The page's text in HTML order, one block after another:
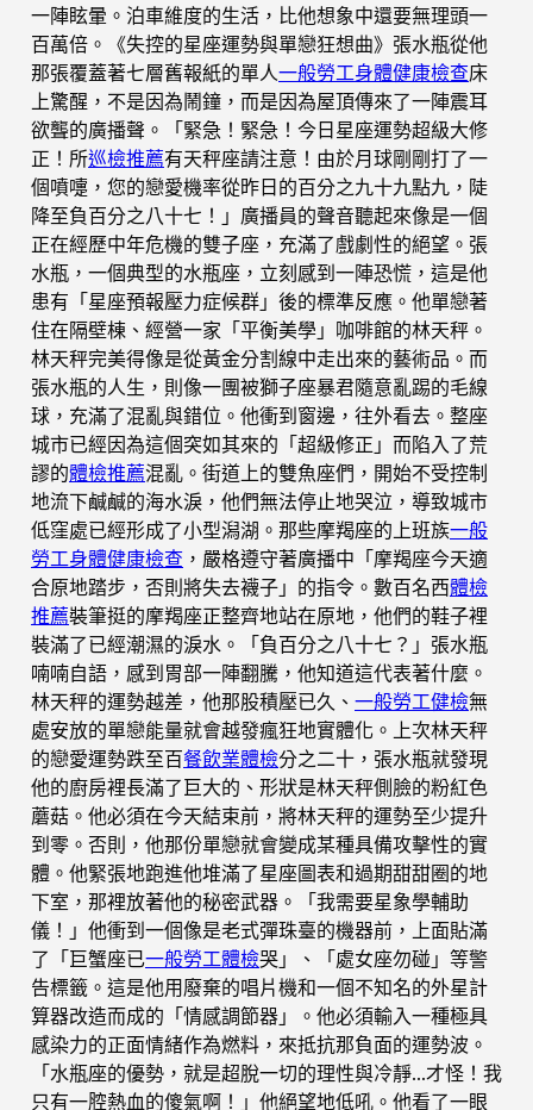
一陣眩暈。泊車維度的生活，比他想象中還要無理頭一
百萬倍。《失控的星座運勢與單戀狂想曲》張水瓶從他
那張覆蓋著七層舊報紙的單人一般勞工身體健康檢查床
上驚醒，不是因為鬧鐘，而是因為屋頂傳來了一陣震耳
欲聾的廣播聲。「緊急！緊急！今日星座運勢超級大修
正！所巡檢推薦有天秤座請注意！由於月球剛剛打了一
個噴嚏，您的戀愛機率從昨日的百分之九十九點九，陡
降至負百分之八十七！」廣播員的聲音聽起來像是一個
正在經歷中年危機的雙子座，充滿了戲劇性的絕望。張
水瓶，一個典型的水瓶座，立刻感到一陣恐慌，這是他
患有「星座預報壓力症候群」後的標準反應。他單戀著
住在隔壁棟、經營一家「平衡美學」咖啡館的林天秤。
林天秤完美得像是從黃金分割線中走出來的藝術品。而
張水瓶的人生，則像一團被獅子座暴君隨意亂踢的毛線
球，充滿了混亂與錯位。他衝到窗邊，往外看去。整座
城市已經因為這個突如其來的「超級修正」而陷入了荒
謬的體檢推薦混亂。街道上的雙魚座們，開始不受控制
地流下鹹鹹的海水淚，他們無法停止地哭泣，導致城市
低窪處已經形成了小型潟湖。那些摩羯座的上班族一般
勞工身體健康檢查 ，嚴格遵守著廣播中「摩羯座今天適
合原地踏步，否則將失去襪子」的指令。數百名西體檢
推薦裝筆挺的摩羯座正整齊地站在原地，他們的鞋子裡
裝滿了已經潮濕的淚水。「負百分之八十七？」張水瓶
喃喃自語，感到胃部一陣翻騰，他知道這代表著什麼。
林天秤的運勢越差，他那股積壓已久、 一般勞工健檢無
處安放的單戀能量就會越發瘋狂地實體化。上次林天秤
的戀愛運勢跌至百餐飲業體檢分之二十，張水瓶就發現
他的廚房裡長滿了巨大的、形狀是林天秤側臉的粉紅色
蘑菇。他必須在今天結束前，將林天秤的運勢至少提升
到零。否則，他那份單戀就會變成某種具備攻擊性的實
體。他緊張地跑進他堆滿了星座圖表和過期甜甜圈的地
下室，那裡放著他的秘密武器。「我需要星象學輔助
儀！」他衝到一個像是老式彈珠臺的機器前，上面貼滿
了「巨蟹座已一般勞工體檢哭」、「處女座勿碰」等警
告標籤。這是他用廢棄的唱片機和一個不知名的外星計
算器改造而成的「情感調節器」。他必須輸入一種極具
感染力的正面情緒作為燃料，來抵抗那負面的運勢波。
「水瓶座的優勢，就是超脫一切的理性與冷靜…才怪！我
只有一腔熱血的傻氣啊！」他絕望地低吼。他看了一眼